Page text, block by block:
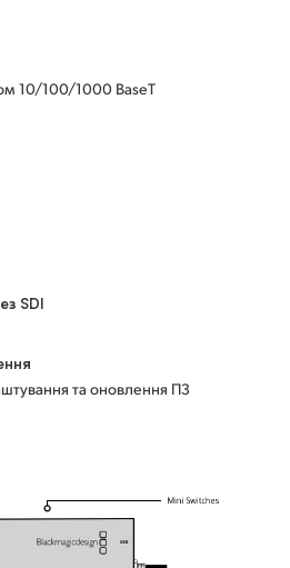
10/100/1000 BaseT
SDI
та оновлення ПЗ